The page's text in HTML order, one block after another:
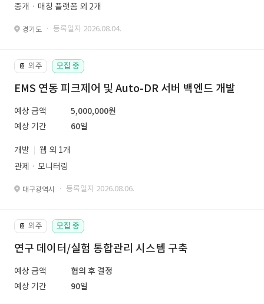
중개ㆍ매칭 플랫폼 외 2개
경기도 · 등록일자 2026.08.04.
📔 외주 모집 중
EMS 연동 피크제어 및 Auto-DR 서버 백엔드 개발
예상 금액
5,000,000원
예상 기간
60일
개발
웹 외 1개
관제ㆍ모니터링
대구광역시 · 등록일자 2026.08.06.
📔 외주 모집 중
연구 데이터/실험 통합관리 시스템 구축
예상 금액
협의 후 결정
예상 기간
90일